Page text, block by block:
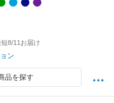
8/11お届け
ン
品を探す